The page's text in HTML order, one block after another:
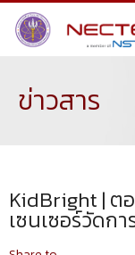
ข่าวสาร
KidBright | ต
เซนเซอร์วัดก